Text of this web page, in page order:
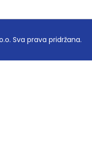
Sva prava pridržana.